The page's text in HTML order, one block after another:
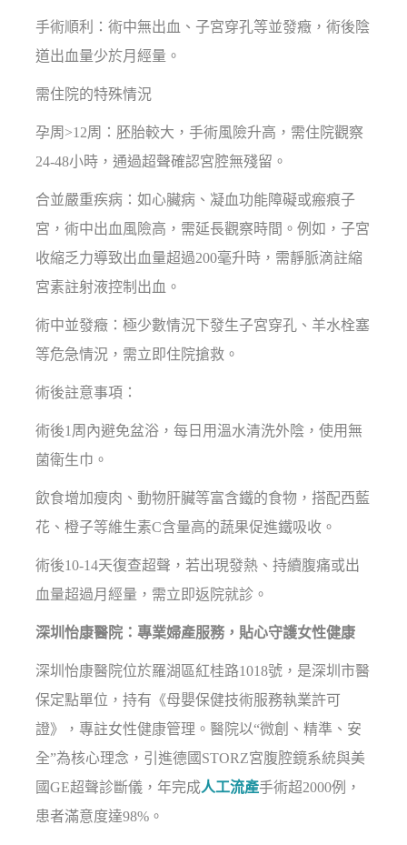
手術順利：術中無出血、子宮穿孔等並發癥，術後陰
道出血量少於月經量。
需住院的特殊情況
孕周>12周：胚胎較大，手術風險升高，需住院觀察
24-48小時，通過超聲確認宮腔無殘留。
合並嚴重疾病：如心臟病、凝血功能障礙或瘢痕子
宮，術中出血風險高，需延長觀察時間。例如，子宮
收縮乏力導致出血量超過200毫升時，需靜脈滴註縮
宮素註射液控制出血。
術中並發癥：極少數情況下發生子宮穿孔、羊水栓塞
等危急情況，需立即住院搶救。
術後註意事項：
術後1周內避免盆浴，每日用溫水清洗外陰，使用無
菌衛生巾。
飲食增加瘦肉、動物肝臟等富含鐵的食物，搭配西藍
花、橙子等維生素C含量高的蔬果促進鐵吸收。
術後10-14天復查超聲，若出現發熱、持續腹痛或出
血量超過月經量，需立即返院就診。
深圳怡康醫院：專業婦產服務，貼心守護女性健康
深圳怡康醫院位於羅湖區紅桂路1018號，是深圳市醫
保定點單位，持有《母嬰保健技術服務執業許可
證》，專註女性健康管理。醫院以“微創、精準、安
全”為核心理念，引進德國STORZ宮腹腔鏡系統與美
國GE超聲診斷儀，年完成人工流產手術超2000例，
患者滿意度達98%。